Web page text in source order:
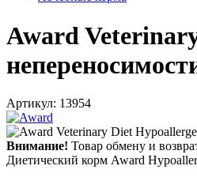
Award
Артикул: 13954
Внимание! Товар обмену и
Диетический корм Award